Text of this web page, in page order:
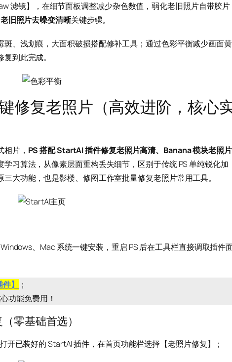
滤镜】，在细节面板调整减少杂色数值，弱化老旧照片自带胶片
旧照片去噪变清晰关键步骤。
斑、浅划痕，大面积破损搭配修补工具；通过色彩平衡减少画面黄
到此完成。
修复老照片（高效进阶，核心
片， PS 搭配 StartAI 插件修复老照片高清、Banana 模块老照片
习算法，从像素层面重构丢失细节，区别于传统 PS 单纯锐化加
大功能，也是影楼、修图工作室批量修复老照片常用工具。
、Mac 系统一键安装，重启 PS 后在工具栏直接调取插件
】
；
功能免费用！
零基础首选）
开已装好的 StartAI 插件，在首页功能栏选择【老照片修复】；